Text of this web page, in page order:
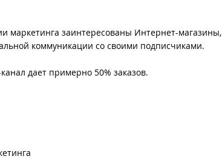
маркетинга заинтересованы Интернет-магазины,
коммуникации со своими подписчиками.
дает примерно 50% заказов.